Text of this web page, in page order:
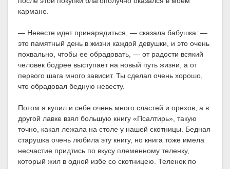
кармане.
— Невесте идет принарядиться, — сказала бабушка: —
это памятный день в жизни каждой девушки, и это очень
похвально, чтобы ее обрадовать, — от радости всякий
человек бодрее выступает на новый путь жизни, а от
первого шага много зависит. Ты сделал очень хорошо,
что обрадовал бедную невесту.
Потом я купил и себе очень много сластей и орехов, а в
другой лавке взял большую книгу «Псалтирь», такую
точно, какая лежала на столе у нашей скотницы. Бедная
старушка очень любила эту книгу, но книга тоже имела
несчастие придтись по вкусу племенному теленку,
который жил в одной избе со скотницею. Теленок по